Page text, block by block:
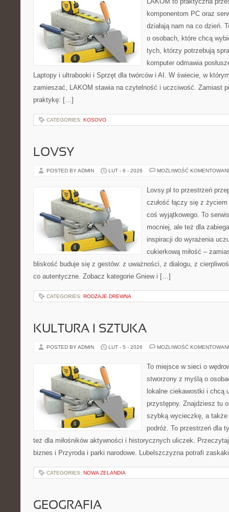
komponentom PC oraz
działają nam na co dzień.
o osobach, które chcą
tych, którzy potrzebują
komputer odmawia
Laptopy i ultrabooki i Sprzęt dla twórców i AI. W świecie, w
zamieszać, LAKOM stawia na czytelność i uczciwość. Zamiast
praktykę: […]
CATEGORIES: KOSOVO
LOVSY
POSTED BY ADMIN LUT - 6 - 2026 MOŻLIWOŚĆ
Lovsy.pl to przestrzeń
czułość łączy się z
coś wyjątkowego. To
mocniej, ale też dla
inspiracji do wyrażenia
cukierkową miłość –
bliskość buduje się z gestów: z uważności, z dialogu, z
co autentyczne. Zobacz kategorie Gniew i […]
CATEGORIES: RODZAJE DREWNA
KULTURA I SZTUKA
POSTED BY ADMIN LUT - 5 - 2026 MOŻLIWOŚĆ
To miejsce w sieci o
stworzony z myślą o
lokalne ciekawostki i chcą
przystępny. Znajdziesz tu
szybką wycieczkę, a także
podróż. To przestrzeń dla
też dla miłośników aktywności i historycznych uliczek.
biznes i Przyroda i parki narodowe. Lubelszczyzna potrafi
CATEGORIES: NOWA ZELANDIA
GEOGRAFIA